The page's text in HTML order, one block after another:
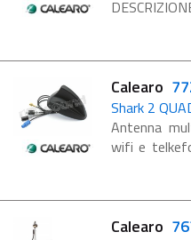
l'antenna
Calearo
Antenna
wifi e
un unico
/ GSM /
GSM : RG58
Calearo